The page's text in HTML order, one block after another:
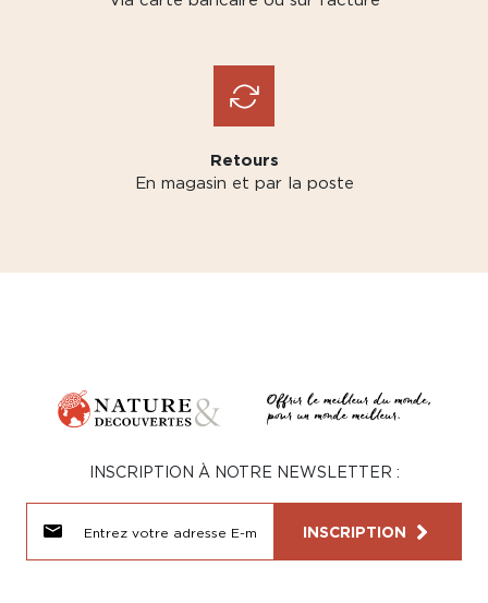
Retours
En magasin et par la poste
INSCRIPTION À NOTRE NEWSLETTER :
INSCRIPTION